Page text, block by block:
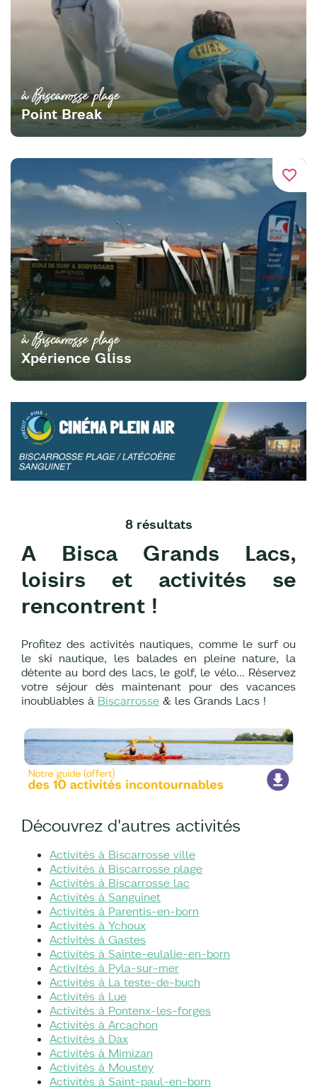
à Biscarrosse plage
Point Break
favorite_border
à Biscarrosse plage
Xpérience Gliss
8 résultats
A Bisca Grands Lacs,
loisirs et activités se
rencontrent !
Profitez des activités nautiques, comme le surf ou
le ski nautique, les balades en pleine nature, la
détente au bord des lacs, le golf, le vélo... Réservez
votre séjour dès maintenant pour des vacances
inoubliables à Biscarrosse & les Grands Lacs !
Découvrez d'autres activités
Activités à Biscarrosse ville
Activités à Biscarrosse plage
Activités à Biscarrosse lac
Activités à Sanguinet
Activités à Parentis-en-born
Activités à Ychoux
Activités à Gastes
Activités à Sainte-eulalie-en-born
Activités à Pyla-sur-mer
Activités à La teste-de-buch
Activités à Lue
Activités à Pontenx-les-forges
Activités à Arcachon
Activités à Dax
Activités à Mimizan
Activités à Moustey
Activités à Saint-paul-en-born